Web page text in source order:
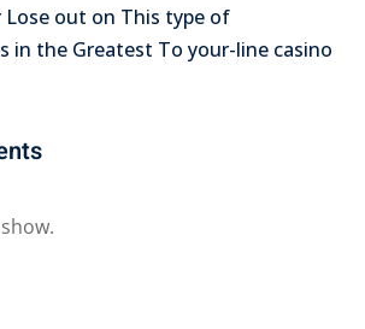
Lose out on This type of
in the Greatest To your-line casino